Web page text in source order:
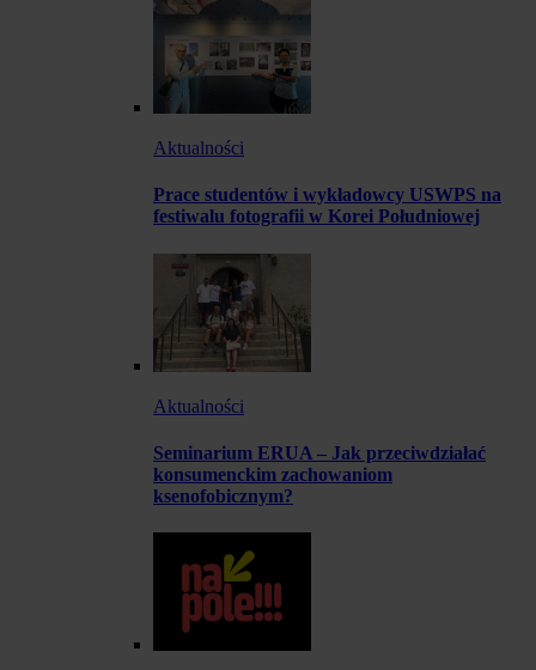
Aktualności
Prace studentów i wykładowcy USWPS na
festiwalu fotografii w Korei Południowej
Aktualności
Seminarium ERUA – Jak przeciwdziałać
konsumenckim zachowaniom
ksenofobicznym?